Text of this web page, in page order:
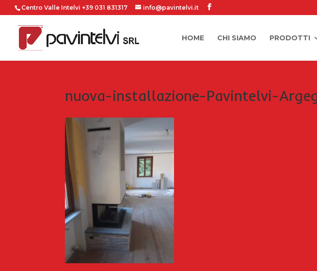
Centro Valle Intelvi +39 031 831317 info@pavintelvi.it
HOME CHI SIAMO PRODOTTI
nuova-installazione-Pavintelvi-